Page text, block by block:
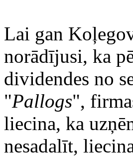
Lai gan
norādījusi, ka
dividendes no
"Pallogs",
liecina, ka
nesadalīt,